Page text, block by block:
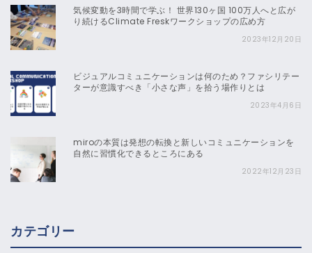
気候変動を3時間で学ぶ！ 世界130ヶ国 100万人へと広が
り続けるClimate Freskワークショップの広め方
2023年12月20日
ビジュアルコミュニケーションは何のため？ファシリテー
ターが意識すべき「小さな声」を拾う場作りとは
2023年4月6日
miroの本質は発想の転換と新しいコミュニケーションを
自然に習慣化できるところにある
2022年12月23日
カテゴリー